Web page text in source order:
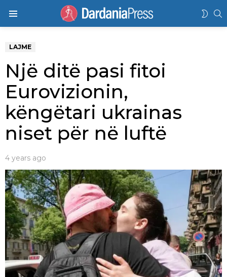
LAJME
Një ditë pasi fitoi
Eurovizionin,
këngëtari ukrainas
niset për në luftë
4 years ago